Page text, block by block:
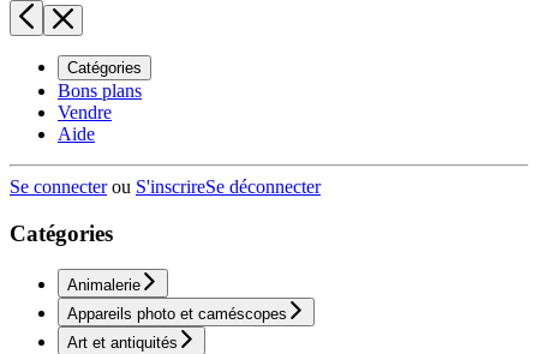
Catégories
Bons plans
Vendre
Aide
Se connecterou S'inscrireSe déconnecter
Catégories
Animalerie
Appareils photo et caméscopes
Art et antiquités